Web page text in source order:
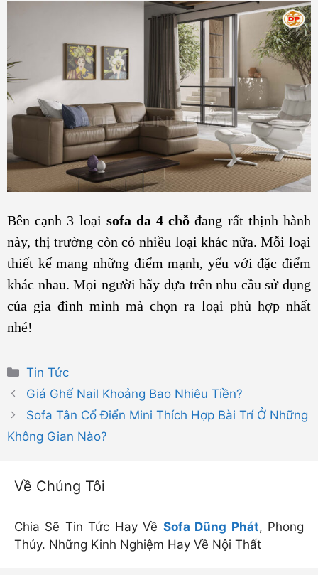
Bên cạnh 3 loại sofa da 4 chỗđang rất thịnh hành
này, thị trường còn có nhiều loại khác nữa. Mỗi loại
thiết kế mang những điểm mạnh, yếu với đặc điểm
khác nhau. Mọi người hãy dựa trên nhu cầu sử dụng
của gia đình mình mà chọn ra loại phù hợp nhất
nhé!
Danh
mục
Tin Tức
Giá Ghế Nail Khoảng Bao Nhiêu Tiền?
Sofa Tân Cổ Điển Mini Thích Hợp Bài Trí Ở Những
Không Gian Nào?
Về Chúng Tôi
Chia Sẽ Tin Tức Hay Về Sofa Dũng Phát, Phong
Thủy. Những Kinh Nghiệm Hay Về Nội Thất